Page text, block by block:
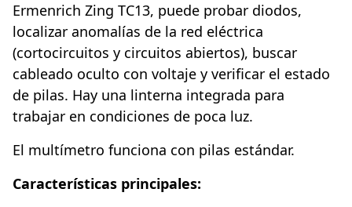
Ermenrich Zing TC13, puede probar diodos,
localizar anomalías de la red eléctrica
(cortocircuitos y circuitos abiertos), buscar
cableado oculto con voltaje y verificar el estado
de pilas. Hay una linterna integrada para
trabajar en condiciones de poca luz.
El multímetro funciona con pilas estándar.
Características principales: